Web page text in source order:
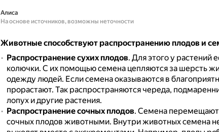
Алиса
На основе источников, возможны неточности
Животные способствуют распространению плодов и
Распространение сухих плодов. Для этого у растений
колючки. С их помощью семена цепляются за шерсть
одежду людей. Если семена оказываются в
прорастают. Так распространяются череда,
лопух и другие растения.
Распространение сочных плодов. Семена
сочных плодов животными. Внутри животных семена